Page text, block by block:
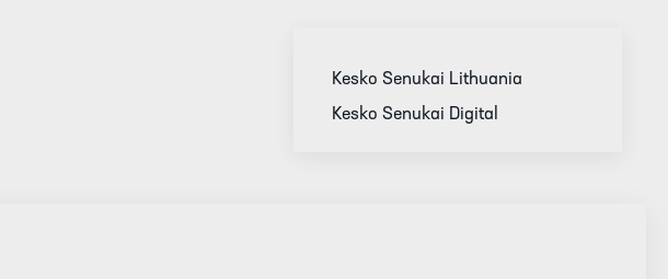
Kesko Senukai Lithuania
Kesko Senukai Digital